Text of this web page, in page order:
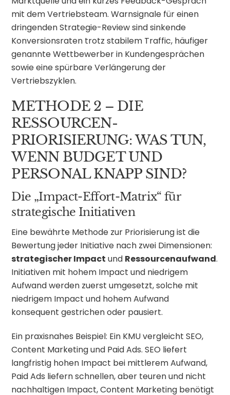
mit dem Vertriebsteam. Warnsignale für einen
dringenden Strategie-Review sind sinkende
Konversionsraten trotz stabilem Traffic, häufiger
genannte Wettbewerber in Kundengesprächen
sowie eine spürbare Verlängerung der
Vertriebszyklen.
METHODE 2 – DIE
RESSOURCEN-
PRIORISIERUNG: WAS TUN,
WENN BUDGET UND
PERSONAL KNAPP SIND?
Die „Impact-Effort-Matrix“ für
strategische Initiativen
Eine bewährte Methode zur Priorisierung ist die
Bewertung jeder Initiative nach zwei Dimensionen:
strategischer Impact und Ressourcenaufwand.
Initiativen mit hohem Impact und niedrigem
Aufwand werden zuerst umgesetzt, solche mit
niedrigem Impact und hohem Aufwand
konsequent gestrichen oder pausiert.
Ein praxisnahes Beispiel: Ein KMU vergleicht SEO,
Content Marketing und Paid Ads. SEO liefert
langfristig hohen Impact bei mittlerem Aufwand,
Paid Ads liefern schnellen, aber teuren und nicht
nachhaltigen Impact, Content Marketing benötigt